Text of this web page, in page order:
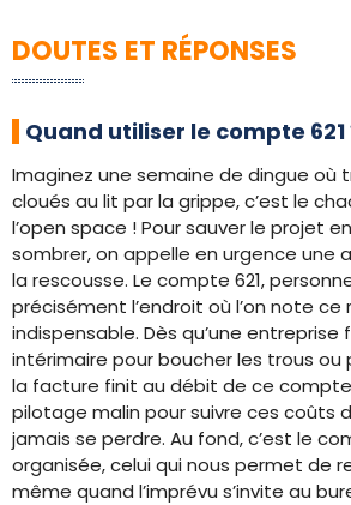
DOUTES ET RÉPONSES
Quand utiliser le compte 621
Imaginez une semaine de dingue où
cloués au lit par la grippe, c’est le
l’open space ! Pour sauver le projet
sombrer, on appelle en urgence une
la rescousse. Le compte 621,
précisément l’endroit où l’on note ce
indispensable. Dès qu’une entreprise
intérimaire pour boucher les trous
la facture finit au débit de ce
pilotage malin pour suivre ces coûts
jamais se perdre. Au fond, c’est le
organisée, celui qui nous permet de
même quand l’imprévu s’invite au